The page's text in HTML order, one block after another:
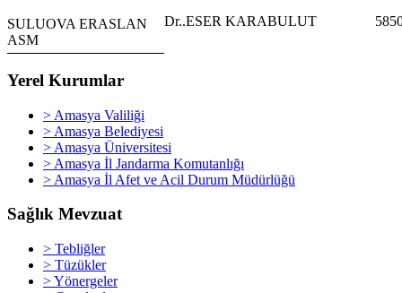
SULUOVA ERASLAN
ASM
Dr..ESER KARABULUT
Yerel Kurumlar
> Amasya Valiliği
> Amasya Belediyesi
> Amasya Üniversitesi
> Amasya İl Jandarma Komutanlığı
> Amasya İl Afet ve Acil Durum Müdürlüğü
Sağlık Mevzuat
> Tebliğler
> Tüzükler
> Yönergeler